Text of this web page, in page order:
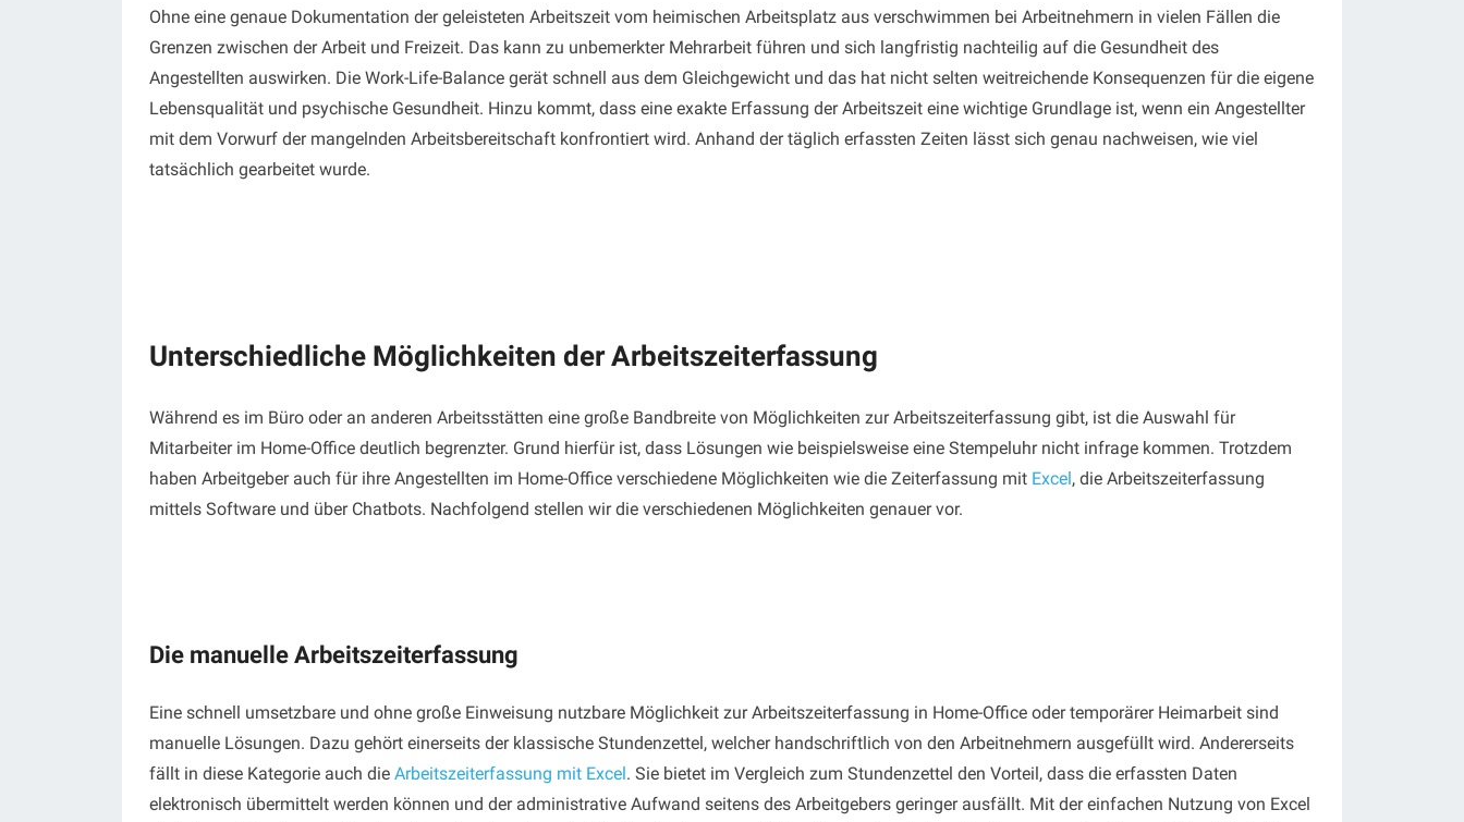
Ohne eine genaue Dokumentation der geleisteten Arbeitszeit vom heimischen Arbeitsplatz aus verschwimmen bei Arbeitnehmern in vielen Fällen die
Grenzen zwischen der Arbeit und Freizeit. Das kann zu unbemerkter Mehrarbeit führen und sich langfristig nachteilig auf die Gesundheit des
Angestellten auswirken. Die Work-Life-Balance gerät schnell aus dem Gleichgewicht und das hat nicht selten weitreichende Konsequenzen für die eigene
Lebensqualität und psychische Gesundheit. Hinzu kommt, dass eine exakte Erfassung der Arbeitszeit eine wichtige Grundlage ist, wenn ein Angestellter
mit dem Vorwurf der mangelnden Arbeitsbereitschaft konfrontiert wird. Anhand der täglich erfassten Zeiten lässt sich genau nachweisen, wie viel
tatsächlich gearbeitet wurde.
Unterschiedliche Möglichkeiten der Arbeitszeiterfassung
Während es im Büro oder an anderen Arbeitsstätten eine große Bandbreite von Möglichkeiten zur Arbeitszeiterfassung gibt, ist die Auswahl für
Mitarbeiter im Home-Office deutlich begrenzter. Grund hierfür ist, dass Lösungen wie beispielsweise eine Stempeluhr nicht infrage kommen. Trotzdem
haben Arbeitgeber auch für ihre Angestellten im Home-Office verschiedene Möglichkeiten wie die Zeiterfassung mit Excel, die Arbeitszeiterfassung
mittels Software und über Chatbots. Nachfolgend stellen wir die verschiedenen Möglichkeiten genauer vor.
Die manuelle Arbeitszeiterfassung
Eine schnell umsetzbare und ohne große Einweisung nutzbare Möglichkeit zur Arbeitszeiterfassung in Home-Office oder temporärer Heimarbeit sind
manuelle Lösungen. Dazu gehört einerseits der klassische Stundenzettel, welcher handschriftlich von den Arbeitnehmern ausgefüllt wird. Andererseits
fällt in diese Kategorie auch die Arbeitszeiterfassung mit Excel. Sie bietet im Vergleich zum Stundenzettel den Vorteil, dass die erfassten Daten
elektronisch übermittelt werden können und der administrative Aufwand seitens des Arbeitgebers geringer ausfällt. Mit der einfachen Nutzung von Excel